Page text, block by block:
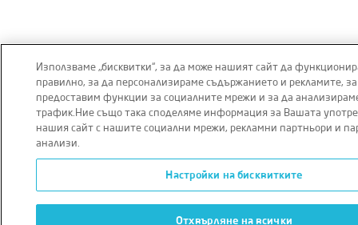
Използваме „бисквитки“, за да може нашият сайт да
правилно, за да персонализираме съдържанието и рекламите,
предоставим функции за социалните мрежи и за да
трафик.Ние също така споделяме информация за Вашата
нашия сайт с нашите социални мрежи, рекламни партньори и
анализи.
Настройки на бисквитките
Отхвърляне на всички